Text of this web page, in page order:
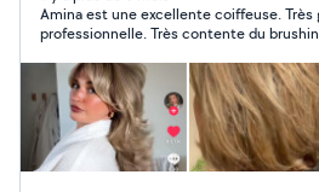
Amina est une excellente coiffeuse.
professionnelle. Très contente du brushing lisse de mes